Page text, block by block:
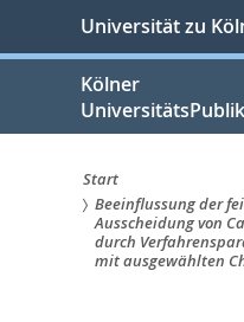
springen
Universität zu
Kölner
Sie
sind
Start
Beeinflussung der
Ausscheidung von
durch
mit ausgewählten